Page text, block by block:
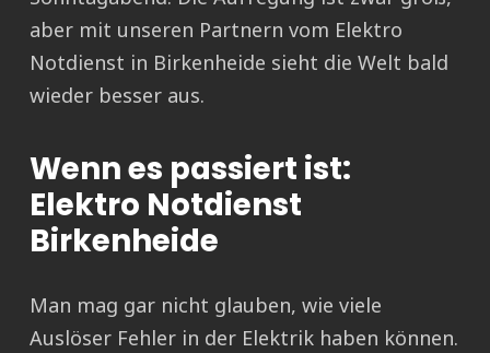
aber mit unseren Partnern vom Elektro
Notdienst in Birkenheide sieht die Welt bald
wieder besser aus.
Wenn es passiert ist:
Elektro Notdienst
Birkenheide
Man mag gar nicht glauben, wie viele
Auslöser Fehler in der Elektrik haben können.